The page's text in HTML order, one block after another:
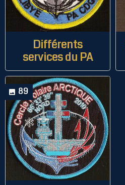
Différents
services du PA
89